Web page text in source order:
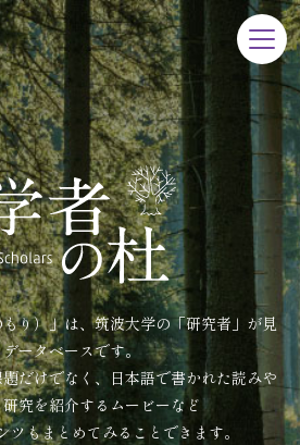
もり）」は、筑波大学の「研究者」が見
ータベースです。
だけでなく、日本語で書かれた読みや
究を紹介するムービーなど
ツもまとめてみることできます。